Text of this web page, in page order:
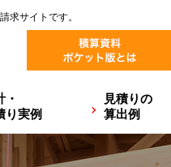
求サイトです。
・
り実例
見積りの
算出例